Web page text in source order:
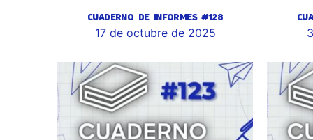
CUADERNO DE INFORMES #128
17 de octubre de 2025